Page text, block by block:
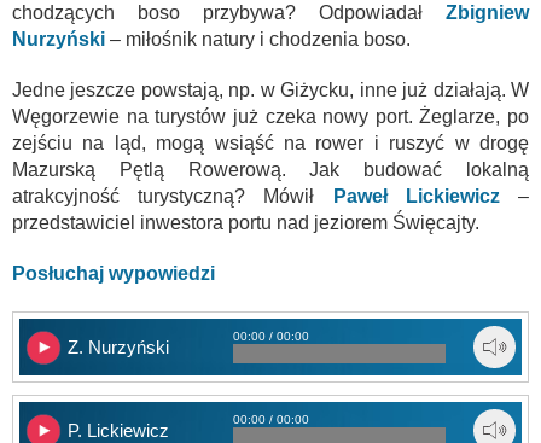
chodzących boso przybywa? Odpowiadał Zbigniew
Nurzyński – miłośnik natury i chodzenia boso.
Jedne jeszcze powstają, np. w Giżycku, inne już działają. W
Węgorzewie na turystów już czeka nowy port. Żeglarze, po
zejściu na ląd, mogą wsiąść na rower i ruszyć w drogę
Mazurską Pętlą Rowerową. Jak budować lokalną
atrakcyjność turystyczną? Mówił
Paweł Lickiewicz
–
przedstawiciel inwestora portu nad jeziorem Święcajty.
Posłuchaj wypowiedzi
Z. Nurzyński
00:00 / 00:00
P. Lickiewicz
00:00 / 00:00